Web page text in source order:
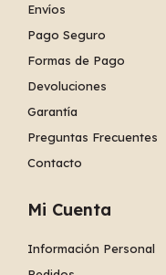
Envíos
Pago Seguro
Formas de Pago
Devoluciones
Garantía
Preguntas Frecuentes
Contacto
Mi Cuenta
Información Personal